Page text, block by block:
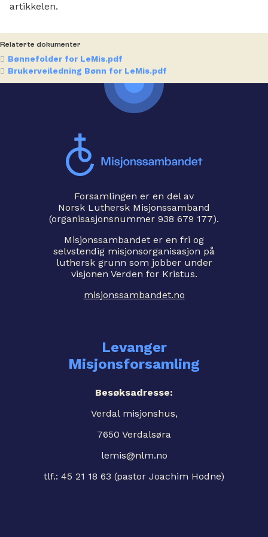
artikkelen.
Relaterte dokumenter
Bønnefolder for LeMis.pdf
Brukerveiledning Bønn for LeMis.pdf
Forsamlingen er en del av
Norsk Luthersk Misjonssamband
(organisasjonsnummer 938 679 177).
Misjonssambandet er en fri og
selvstendig misjonsorganisasjon på
luthersk grunn som jobber under
visjonen Verden for Kristus.
misjonssambandet.no
Levanger
Misjonsforsamling
Besøksadresse:
Verdal misjonshus,
7650 Verdalsøra
lemis@nlm.no
tlf.: 45 21 18 63 (pastor Joachim Hodne)